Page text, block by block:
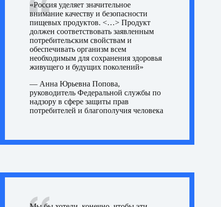
«Россия уделяет значительное
внимание качеству и безопасности
пищевых продуктов. <…> Продукт
должен соответствовать заявленным
потребительским свойствам и
обеспечивать организм всем
необходимым для сохранения здоровья
живущего и будущих поколений»
— Анна Юрьевна Попова,
руководитель Федеральной службы по
надзору в сфере защиты прав
потребителей и благополучия человека